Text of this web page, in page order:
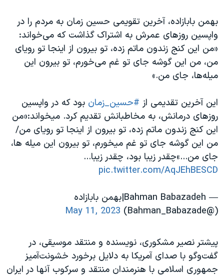
بهمن بابازاده، آخرین تقویمی حسین زمان به مردم را در
واپسین روزهای عمرش به اشتراک گذاشت که می‌خواند:
«من این کنج زندون ماتم زده، تو بیرون از اینجا تو رویای
من، من این گوشه جای تو غم می‌خورم، تو بیرون این
میله‌ها، جای من.»
این آخرین تقدیمی از #حسین_زمان بود که در واپسین
روزهای درمانش، به مخاطبانش تقدیم کرد. میخواند:«من
این کنج زندون ماتم زده، تو بیرون از اینجا تو رویای من/
من این گوشه جای تو غم میخورم، تو بیرون این میله ها،
جای من...»چقدر زیبا بود، چقدر زیبا...
pic.twitter.com/AqJEhBESCD
— Bahman Babazadeh|بهمن بابازاده
(@Bahman_Babazade)
May 11, 2023
پیشتر نصیر مشکوری، نویسنده و منتقد موسیقی، در
گفت‌وگو با صدای آمریکا به دلایل برخورد خشونت‌آمیز
جمهوری اسلامی با هنرمندان منتقد و سرکوب آنها در ایران